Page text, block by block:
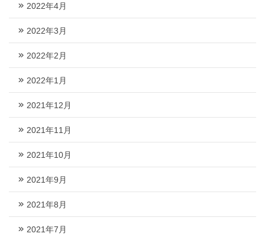
2022年4月
2022年3月
2022年2月
2022年1月
2021年12月
2021年11月
2021年10月
2021年9月
2021年8月
2021年7月